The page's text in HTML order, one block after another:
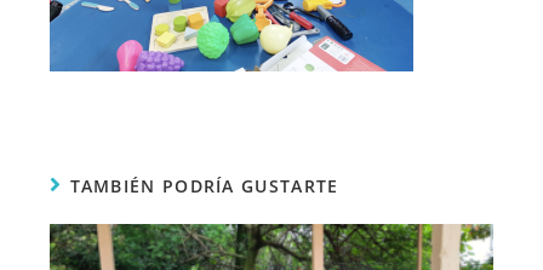
TAMBIÉN PODRÍA GUSTARTE